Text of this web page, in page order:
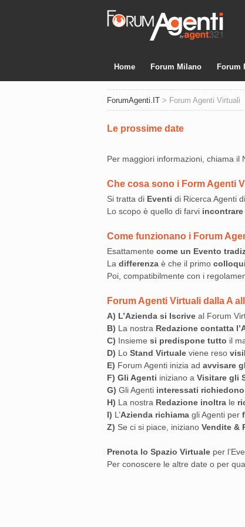
Home Forum Milano Forum
ForumAgenti.IT > Forum Agenti Virtuali
Le prossime date
Per maggiori informazioni, chiama il
Che cosa sono i Form Agenti
Si tratta di Eventi di Ricerca Agenti
Lo scopo è quello di farvi incontrare
Come funzionano i Forum
Esattamente come un Evento
La differenza è che il primo
Poi, compatibilmente con i
Forum Agenti Virtuali dalla A
A) L’Azienda si Iscrive al Forum
B) La nostra Redazione contatta
C) Insieme si predispone tutto il
D) Lo Stand Virtuale viene reso
E) Forum Agenti inizia ad avvisare
F) Gli Agenti iniziano a Visitare gli
G) Gli Agenti interessati richiedono
H) La nostra Redazione inoltra le
I) L’Azienda richiama gli Agenti per
Z) Se ci si piace, iniziano Vendite &
Prenota lo Spazio Virtuale per
Per conoscere le altre date o per